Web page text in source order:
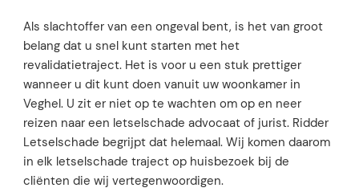
Als slachtoffer van een ongeval bent, is het van groot
belang dat u snel kunt starten met het
revalidatietraject. Het is voor u een stuk prettiger
wanneer u dit kunt doen vanuit uw woonkamer in
Veghel. U zit er niet op te wachten om op en neer
reizen naar een letselschade advocaat of jurist. Ridder
Letselschade begrijpt dat helemaal. Wij komen daarom
in elk letselschade traject op huisbezoek bij de
cliënten die wij vertegenwoordigen.